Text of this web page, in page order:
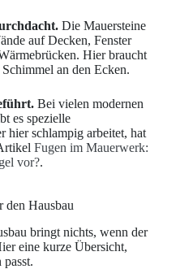
Die Mauersteine
auf Decken, Fenster
Hier braucht
an den Ecken.
Bei vielen modernen
es spezielle
hier schlampig arbeitet, hat
Fugen im Mauerwerk:
vor?.
den Hausbau
bringt nichts, wenn der
eine kurze Übersicht,